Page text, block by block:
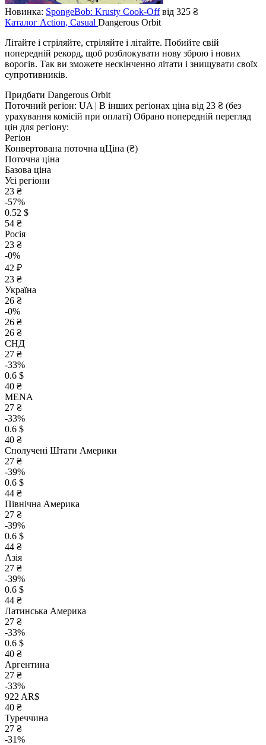
Новинка: SpongeBob: Krusty Cook-Offвід 325 ₴
Каталог Action, Casual Dangerous Orbit
Літайте і стріляйте, стріляйте і літайте. Побийте свій
попередній рекорд, щоб розблокувати нову зброю і нових
ворогів. Так ви зможете нескінченно літати і знищувати своїх
супротивників.
Придбати Dangerous Orbit
Поточний регіон: UA | В інших регіонах ціна від 23 ₴ (без
урахування комісій при оплаті) Обрано попередній перегляд
цін для регіону:
Регіон
Конвертована поточна цЦіна (₴)
Поточна ціна
Базова ціна
Усі регіони
23 ₴
-57%
0.52 $
54 ₴
Росія
23 ₴
-0%
42 ₽
23 ₴
Україна
26 ₴
-0%
26 ₴
26 ₴
СНД
27 ₴
-33%
0.6 $
40 ₴
MENA
27 ₴
-33%
0.6 $
40 ₴
Сполучені Штати Америки
27 ₴
-39%
0.6 $
44 ₴
Північна Америка
27 ₴
-39%
0.6 $
44 ₴
Азія
27 ₴
-39%
0.6 $
44 ₴
Латинська Америка
27 ₴
-33%
0.6 $
40 ₴
Аргентина
27 ₴
-33%
922 AR$
40 ₴
Туреччина
27 ₴
-31%